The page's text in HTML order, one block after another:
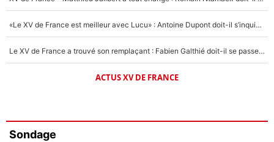
«Le XV de France est meilleur avec Lucu» : Antoine Dupont doit-il s’inquiéter pour sa place ?
Le XV de France a trouvé son remplaçant : Fabien Galthié doit-il se passer d'Antoine Dupont ?
ACTUS XV DE FRANCE
Sondage